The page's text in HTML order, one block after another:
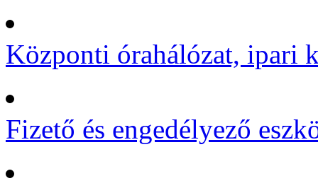
Központi órahálózat, ipari
Fizető és engedélyező